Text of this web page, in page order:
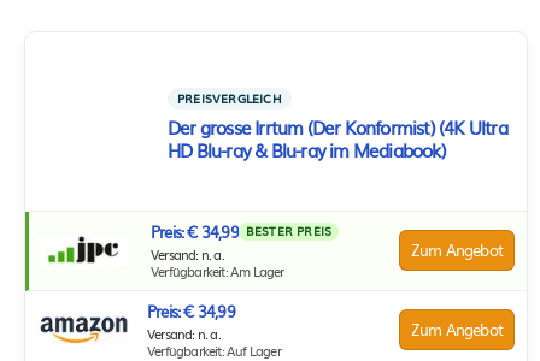
PREISVERGLEICH
Der grosse Irrtum (Der Konformist) (4K Ultra
HD Blu-ray & Blu-ray im Mediabook)
Preis: € 34,99 BESTER PREIS
Versand: n. a.
Verfügbarkeit: Am Lager
Zum Angebot
Preis: € 34,99
Versand: n. a.
Verfügbarkeit: Auf Lager
Zum Angebot